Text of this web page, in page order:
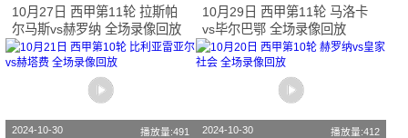
10月27日 西甲第11轮 拉斯帕
尔马斯vs赫罗纳 全场录像回放
10月29日 西甲第11轮 马洛卡
vs毕尔巴鄂 全场录像回放
2024-10-30 播放量:491 2024-10-30 播放量:412